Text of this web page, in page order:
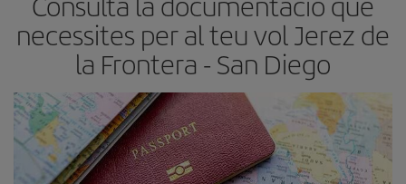
necessites per al teu vol Jerez de
la Frontera - San Diego